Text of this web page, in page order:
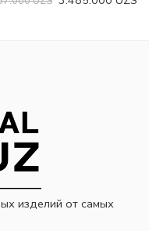
изделий от самых